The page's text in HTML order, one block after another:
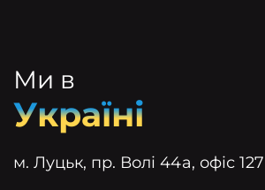
Ми в
Україні
м. Луцьк, пр. Волі 44а, офіс 127